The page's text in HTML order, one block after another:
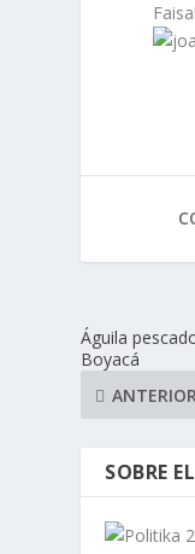
Águila
Boyacá
SOBRE